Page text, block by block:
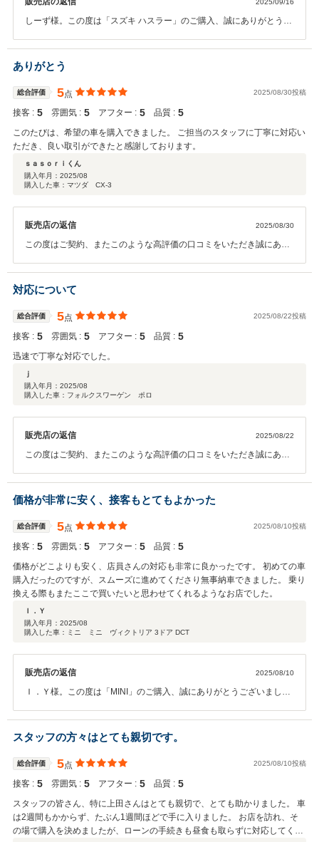
非喫煙者)、何度も換気や消臭スプレーなどを施してもらっていて、納車時に
は言われなければ気付かないくらいの状態になっていました 担当の方は説明
2025/09/16
しーず様。この度は「スズキ ハスラー」のご購入、誠にありがとうご
く思いました。また、クチコミにてありがたいお言葉まで頂戴し、心
より感謝致します。今後もご相談事がございましたら、お気軽にご連
絡下さい。 しーず様が充実したカーライフをお送り頂けますことを、
心よりお祈りしております。担当：上田
ありがとう
総合評価 5点 2025/08/30投稿
接客 : 5 雰囲気 : 5 アフター : 5 品質 : 5
このたびは、希望の車を購入できました。 ご担当のスタッフに丁寧に対応い
ただき、良い取引ができたと感謝しております。
ｓａｓｏｒｉくん
購入年月： 2025/08
購入した車：マツダ CX-3
販売店の返信 2025/08/30
この度はご契約、またこのような高評価の口コミをいただき誠にあり
るよう邁進して参ります。 今後とも、是非、よろしくお願い申し上げ
ます。
対応について
総合評価 5点 2025/08/22投稿
接客 : 5 雰囲気 : 5 アフター : 5 品質 : 5
迅速で丁寧な対応でした。
ｊ
購入年月： 2025/08
購入した車：フォルクスワーゲン ポロ
販売店の返信 2025/08/22
この度はご契約、またこのような高評価の口コミをいただき誠にあり
るよう邁進して参ります。 今後とも、是非、よろしくお願い申し上げ
ます。
価格が非常に安く、接客もとてもよかった
総合評価 5点 2025/08/10投稿
接客 : 5 雰囲気 : 5 アフター : 5 品質 : 5
価格がどこよりも安く、店員さんの対応も非常に良かったです。 初めての車
購入だったのですが、スムーズに進めてくださり無事納車できました。 乗り
換える際もまたここで買いたいと思わせてくれるようなお店でした。
Ｉ．Ｙ
購入年月： 2025/08
購入した車：ミニ ミニ ヴィクトリア 3ドア DCT
販売店の返信 2025/08/10
Ｉ．Ｙ様。この度は「MINI」のご購入、誠にありがとうございまし
した。また、クチコミにてありがたいお言葉まで頂戴し、心より感謝
致します。 Ｉ．Ｙ様が充実したカーライフをお送り頂けますよう、心
より願っております。ご相談事がございましたら、お気軽にご連絡下
さい。今後も宜しくお願い致します。担当：上田
スタッフの方々はとても親切です。
総合評価 5点 2025/08/10投稿
接客 : 5 雰囲気 : 5 アフター : 5 品質 : 5
スタッフの皆さん、特に上田さんはとても親切で、とても助かりました。 車
は2週間もかからず、たぶん1週間ほどで手に入りました。 お店を訪れ、そ
の場で購入を決めましたが、ローンの手続きも昼食も取らずに対応してくれ